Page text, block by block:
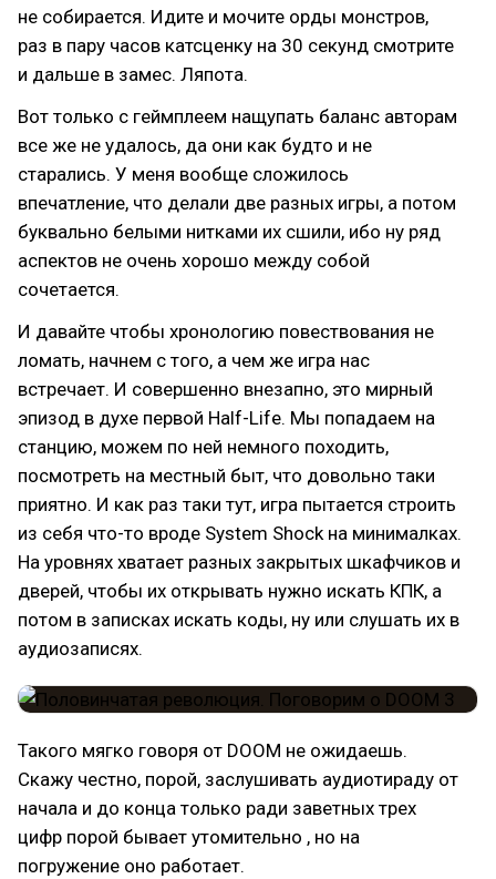
не собирается. Идите и мочите орды монстров,
раз в пару часов катсценку на 30 секунд смотрите
и дальше в замес. Ляпота.
Вот только с геймплеем нащупать баланс авторам
все же не удалось, да они как будто и не
старались. У меня вообще сложилось
впечатление, что делали две разных игры, а потом
буквально белыми нитками их сшили, ибо ну ряд
аспектов не очень хорошо между собой
сочетается.
И давайте чтобы хронологию повествования не
ломать, начнем с того, а чем же игра нас
встречает. И совершенно внезапно, это мирный
эпизод в духе первой Half-Life. Мы попадаем на
станцию, можем по ней немного походить,
посмотреть на местный быт, что довольно таки
приятно. И как раз таки тут, игра пытается строить
из себя что-то вроде System Shock на минималках.
На уровнях хватает разных закрытых шкафчиков и
дверей, чтобы их открывать нужно искать КПК, а
потом в записках искать коды, ну или слушать их в
аудиозаписях.
Такого мягко говоря от DOOM не ожидаешь.
Скажу честно, порой, заслушивать аудиотираду от
начала и до конца только ради заветных трех
цифр порой бывает утомительно , но на
погружение оно работает.